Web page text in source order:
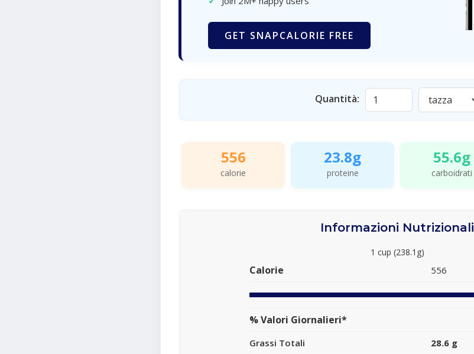
GET SNAPCALORIE FREE
Quantità:
556
calorie
23.8g
proteine
55.6g
carboidrati
Informazioni Nutrizionali
1 cup (238.1g)
Calorie 556
% Valori Giornalieri*
Grassi Totali 28.6 g